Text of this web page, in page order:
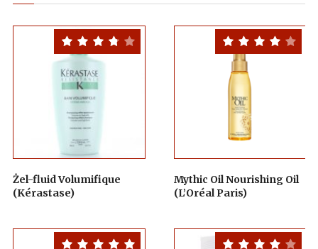
Żel-fluid Volumifique
(Kérastase)
Mythic Oil Nourishing Oil
(L’Oréal Paris)